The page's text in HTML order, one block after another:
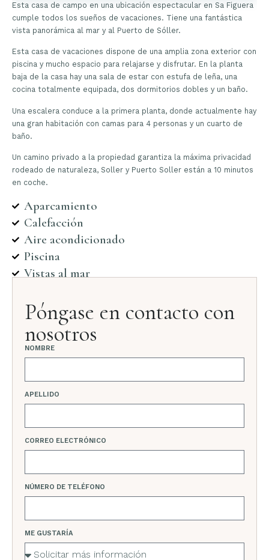
Esta casa de campo en una ubicación espectacular en Sa Figuera
cumple todos los sueños de vacaciones. Tiene una fantástica
vista panorámica al mar y al Puerto de Sóller.
Esta casa de vacaciones dispone de una amplia zona exterior con
piscina y mucho espacio para relajarse y disfrutar. En la planta
baja de la casa hay una sala de estar con estufa de leña, una
cocina totalmente equipada, dos dormitorios dobles y un baño.
Una escalera conduce a la primera planta, donde actualmente hay
una gran habitación con camas para 4 personas y un cuarto de
baño.
Un camino privado a la propiedad garantiza la máxima privacidad
rodeado de naturaleza, Soller y Puerto Soller están a 10 minutos
en coche.
Aparcamiento
Calefacción
Aire acondicionado
Piscina
Vistas al mar
Póngase en contacto con
nosotros
NOMBRE
APELLIDO
CORREO ELECTRÓNICO
NÚMERO DE TELÉFONO
ME GUSTARÍA